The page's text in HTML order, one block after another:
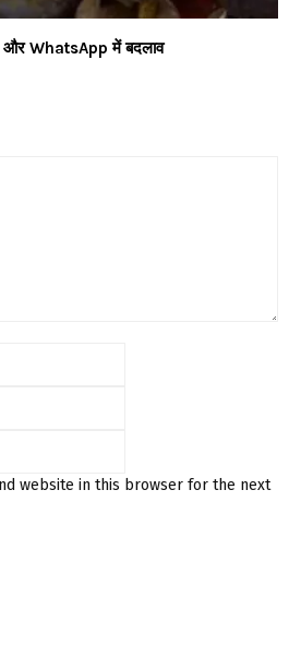
और WhatsApp में बदलाव
website in this browser for the next